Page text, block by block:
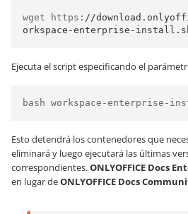
wget https : //
orkspace-enterprise-
Ejecuta el script especificando el
bash workspace -enterprise -
Esto detendrá los contenedores que
eliminará y luego ejecutará las últimas
correspondientes.ONLYOFFICE Docs
en lugar deONLYOFFICE Docs